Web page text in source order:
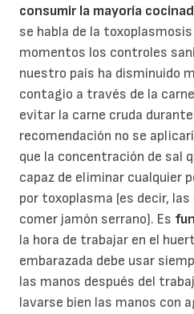
consumir la mayoría
se habla de la
momentos los controles
nuestro país ha disminuido
contagio a través de la
evitar la carne cruda
recomendación no se
que la concentración de sal
capaz de eliminar cualquier
por toxoplasma (es decir,
comer jamón serrano). Es
la hora de trabajar en el
embarazada debe usar
las manos después del
lavarse bien las manos con